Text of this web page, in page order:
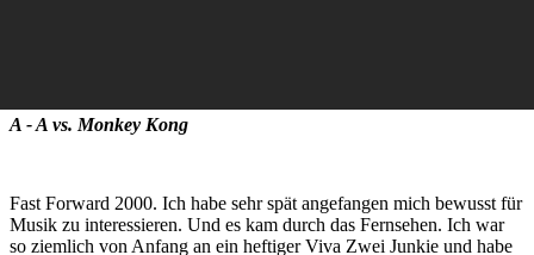
A - A vs. Monkey Kong
Fast Forward 2000. Ich habe sehr spät angefangen mich bewusst für
Musik zu interessieren. Und es kam durch das Fernsehen. Ich war
so ziemlich von Anfang an ein heftiger Viva Zwei Junkie und habe